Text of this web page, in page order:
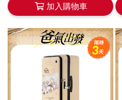
加入購物車